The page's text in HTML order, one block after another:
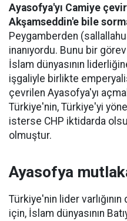
Ayasofya'yı Camiye
Akşamseddin'e bile
Peygamberden
inanıyordu. Bunu bir
İslam dünyasının
işgaliyle birlikte
çevrilen Ayasofya'yı
Türkiye'nin, Türkiye'yi
isterse CHP iktidarda
olmuştur.
Ayasofya
Türkiye'nin lider
için, İslam dünyasının